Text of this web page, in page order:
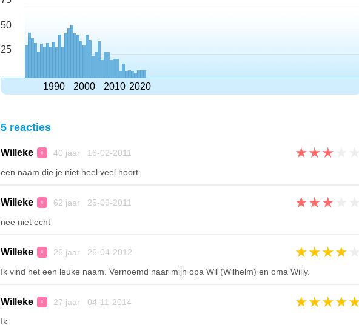
50
25
1990 2000 2010 2020
5 reacties
Willeke ♀ 40 jaar 16-02-2011 ★★★
een naam die je niet heel veel hoort.
Willeke ♀ 62 jaar 25-09-2011 ★★★
nee niet echt
Willeke ♀ 26 jaar 26-04-2012 ★★★★
Ik vind het een leuke naam. Vernoemd naar mijn opa Wil (Wilhelm) en oma Willy.
Willeke ♀ 27 jaar 04-11-2014 ★★★★
Ik